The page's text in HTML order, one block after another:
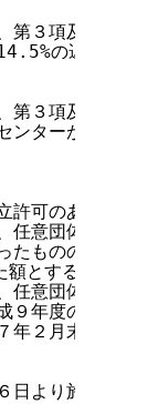
３項及び第４
の遅延損害
３項及び第４
ンターが行う一
許可のあった日
意団体日本ネ
たものの会費の
とする。
意団体日本ネ
９年度の年額一
年２月末日の参
より施行する。